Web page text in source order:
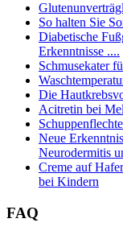
So halten Sie
Diabetische
Erkenntnisse ....
Schmusekater
Die
Acitretin bei
Neue
Neurodermitis
Creme auf
bei Kindern
FAQ